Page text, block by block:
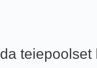
teiepoolset